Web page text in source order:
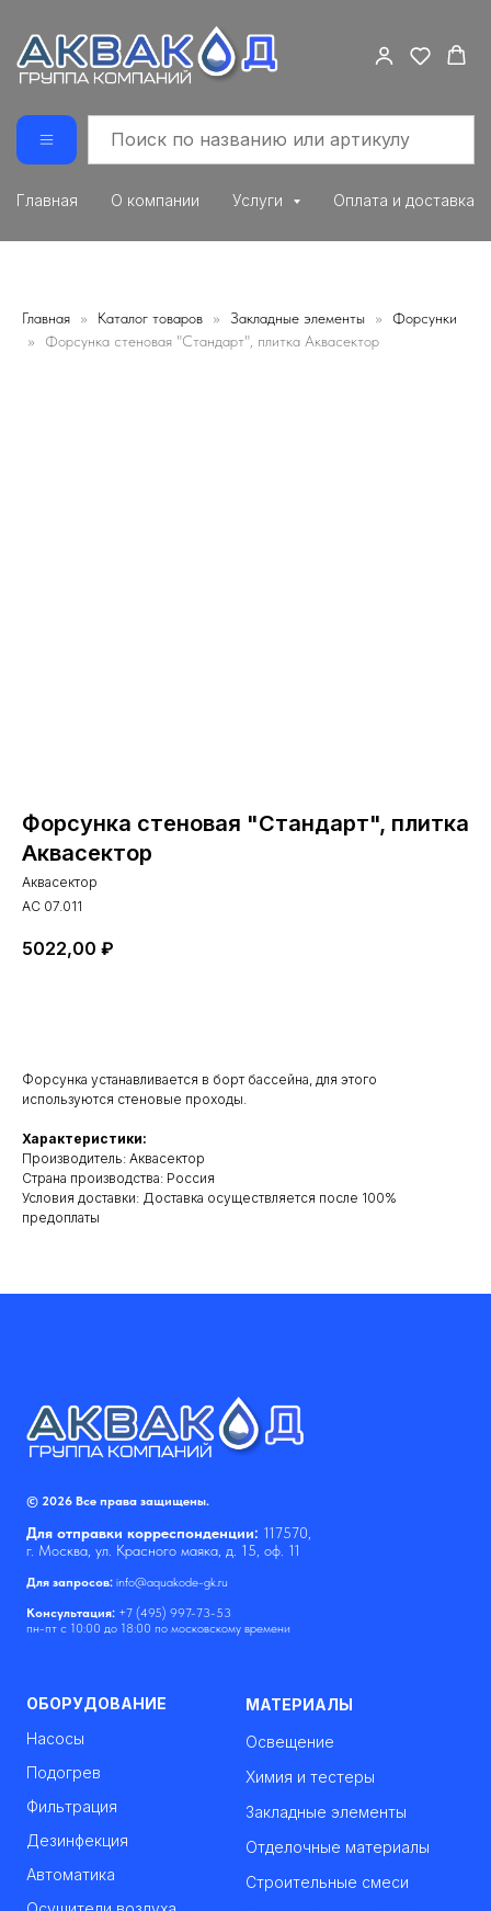
Главная О компании Услуги Оплата и доставка
Главная Каталог товаров Закладные элементы
Форсунки
Форсунка стеновая "Стандарт", плитка Аквасектор
Форсунка стеновая "Стандарт", плитка
Аквасектор
Аквасектор
АС 07.011
5022,00 ₽
Форсунка устанавливается в борт бассейна, для этого
используются стеновые проходы.
Характеристики:
Производитель: Аквасектор
Cтрана производства: Россия
Условия доставки: Доставка осуществляется после 100%
предоплаты
© 2026 Все права защищены.
Для отправки корреспонденции: 117570,
г. Москва, ул. Красного маяка, д. 15, оф. 11
Для запросов: info@aquakode-gk.ru
Консультация: +7 (495) 997-73-53
пн-пт с 10:00 до 18:00 по московскому времени
ОБОРУДОВАНИЕ
Насосы
Подогрев
Фильтрация
Дезинфекция
Автоматика
МАТЕРИАЛЫ
Освещение
Химия и тестеры
Закладные элементы
Отделочные материалы
Строительные смеси